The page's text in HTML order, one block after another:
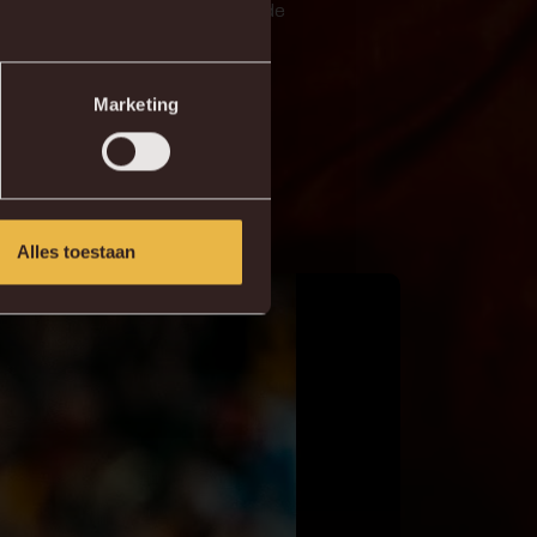
Marketing
Alles toestaan
nadat vier van de voorgaande
Union herpakte Malinwa
punt.